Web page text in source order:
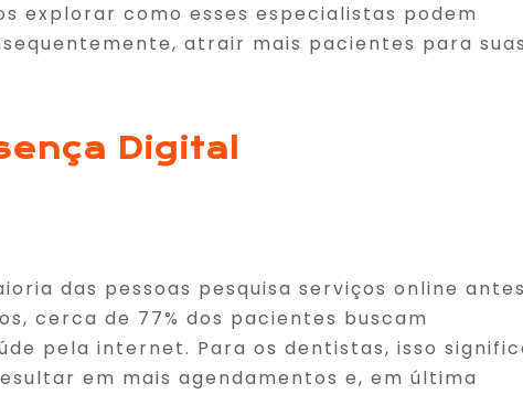
explorar como esses especialistas podem
atrair mais pacientes para
Digital
das pessoas pesquisa serviços online
cerca de 77% dos pacientes buscam
pela internet. Para os dentistas, isso
em mais agendamentos e, em última